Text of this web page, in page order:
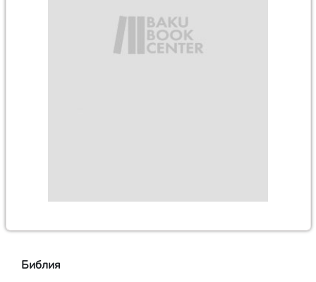
Библия